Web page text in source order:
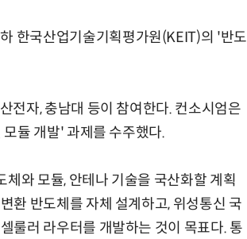
한국산업기술기획평가원(KEIT)의 '반도
전자, 충남대 등이 참여한다. 컨소시엄은
듈 개발' 과제를 수주했다.
와 모듈, 안테나 기술을 국산화할 계획
환 반도체를 자체 설계하고, 위성통신 국
룰러 라우터를 개발하는 것이 목표다. 통